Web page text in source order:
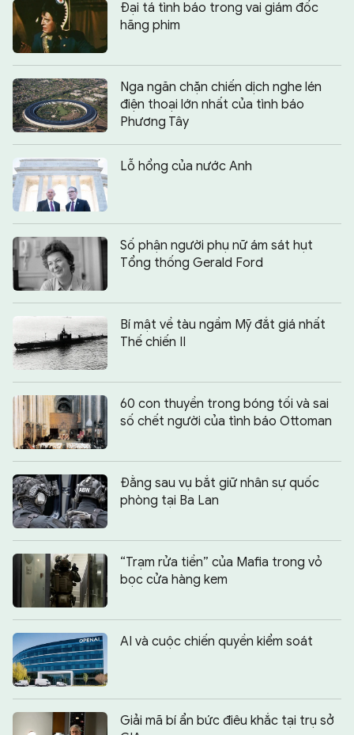
Đại tá tình báo trong vai giám đốc
hãng phim
Nga ngăn chặn chiến dịch nghe lén
điện thoại lớn nhất của tình báo
Phương Tây
Lỗ hổng của nước Anh
Số phận người phụ nữ ám sát hụt
Tổng thống Gerald Ford
Bí mật về tàu ngầm Mỹ đắt giá nhất
Thế chiến II
60 con thuyền trong bóng tối và sai
số chết người của tình báo Ottoman
Đằng sau vụ bắt giữ nhân sự quốc
phòng tại Ba Lan
“Trạm rửa tiền” của Mafia trong vỏ
bọc cửa hàng kem
AI và cuộc chiến quyền kiểm soát
Giải mã bí ẩn bức điêu khắc tại trụ sở